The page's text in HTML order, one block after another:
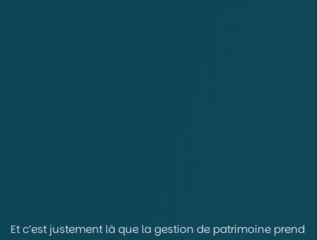
Et c’est justement là que la gestion de patrimoine prend